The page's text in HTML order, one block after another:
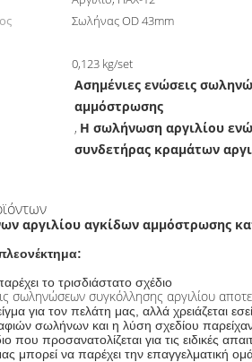
Σωλήνας OD 43mm
0,123 kg/set
Ασημένιες ενώσεις
αμμόστρωσης
, Η σωλήνωση αργιλίου
συνδετήρας κραμάτων
αργιλίου αγκίδων αμμόστρωσης
το τρισδιάστατο σχέδιο
σωληνώσεων συγκόλλησης αργιλίου
για τον πελάτη μας, αλλά χρειάζεται
σωλήνων και η λύση σχεδίου
που προσανατολίζεται για τις ειδικές
μπορεί να παρέχει την επαγγελματική